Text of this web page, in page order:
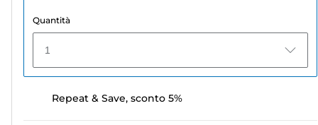
Quantità
1
Repeat & Save, sconto 5%